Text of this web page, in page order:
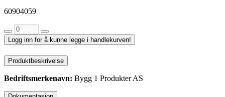
60904059
Logg inn for å kunne legge i handlekurven!
Produktbeskrivelse
Bedriftsmerkenavn: Bygg 1 Produkter AS